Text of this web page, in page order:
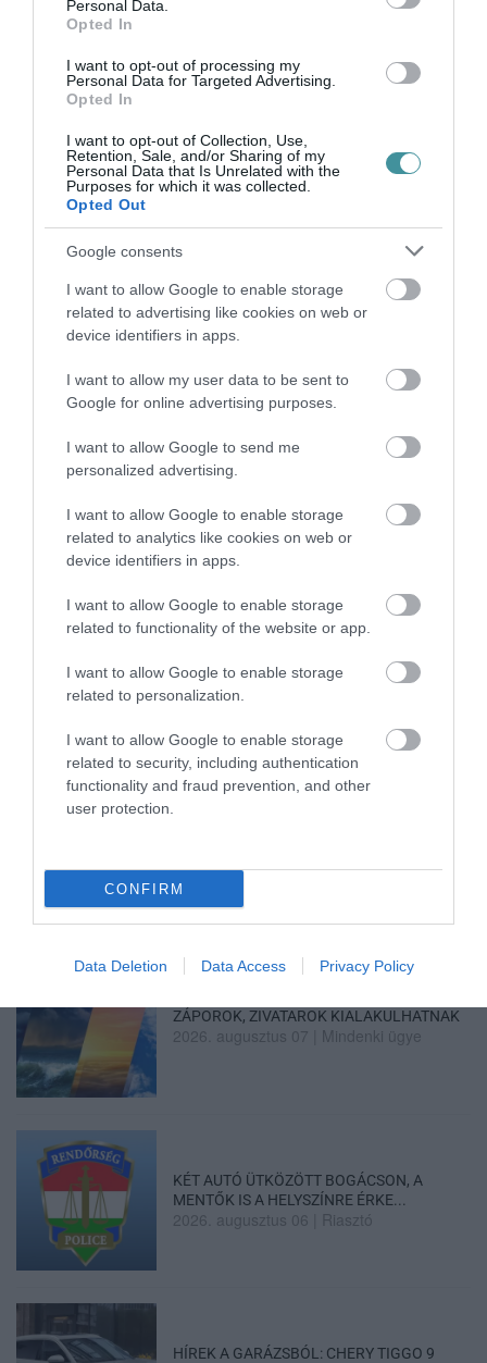
Personal Data.
Opted In
I want to opt-out of processing my
Personal Data for Targeted Advertising.
Opted In
I want to opt-out of Collection, Use,
Retention, Sale, and/or Sharing of my
Personal Data that Is Unrelated with the
Purposes for which it was collected.
Opted Out
Google consents
I want to allow Google to enable storage
related to advertising like cookies on web or
device identifiers in apps.
I want to allow my user data to be sent to
Google for online advertising purposes.
I want to allow Google to send me
personalized advertising.
I want to allow Google to enable storage
related to analytics like cookies on web or
device identifiers in apps.
I want to allow Google to enable storage
related to functionality of the website or app.
I want to allow Google to enable storage
related to personalization.
I want to allow Google to enable storage
related to security, including authentication
functionality and fraud prevention, and other
user protection.
CONFIRM
Data Deletion Data Access Privacy Policy
A fejlesztés a Széchenyi Terv Plusz program
keretében, az Európai Unió támogatásával és
a Magyar Állam társfinanszírozásával valósult
Ne maradjon le a legfrissebb hírekről, kövessen
bennünket az EGRI ÜGYEK Google Hírek oldalán!
VISSZA A FŐOLDALRA
Legfrissebb híreink
MINDHÁROM ÜTEMBEN DOLGOZNAK A 25-
ÖS FŐÚTON EGERBEN
2026. augusztus 07
2026. augusztus 07|Környék ügye
ZÁPOROK, ZIVATAROK KIALAKULHATNAK
2026. augusztus 07 Mindenki ügye
KÉT AUTÓ ÜTKÖZÖTT BOGÁCSON, A
MENTŐK IS A HELYSZÍNRE ÉRKE...
2026. augusztus 06 Riasztó
HÍREK A GARÁZSBÓL: CHERY TIGGO 9